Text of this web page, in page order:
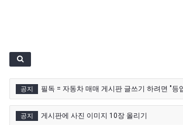
공지 필독 = 자동차 매매 게시판 글쓰기 하려면 "등
공지 게시판에 사진 이미지 10장 올리기